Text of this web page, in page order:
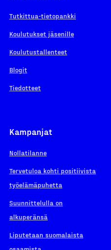
Tutkittua-tietopankki
Koulutukset jäsenille
Koulutustallenteet
Blogit
Tiedotteet
Kampanjat
Nollatilanne
Tervetuloa kohti positiivista
työelämäpuhetta
Suunnittelulla on
alkuperänsä
Liputetaan suomalaista